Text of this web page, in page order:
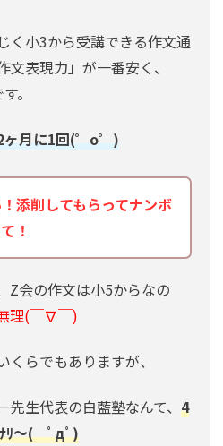
く小3から受講できる作文通
表現力」が一番安く、
。
月に1回(゜o゜)
添削してもらってナンボ
！
Z会の作文は小5からなの
理(￣∇￣)
らでもありますが、
生代表の白藍塾なんて、 4
ﾅﾘ〜( ﾟдﾟ)